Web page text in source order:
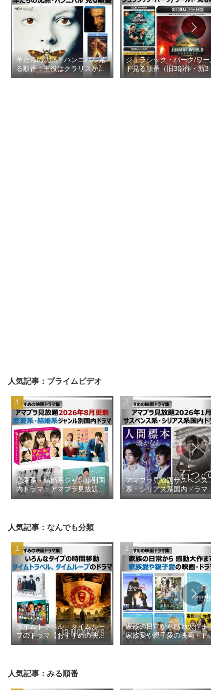
羊たちの沈黙・ハンニバル見
る順番：主役はクラリスかレ
クター博士か?【おすすめの
ジュラシック・パーク/ワール
ド見る順番（旧3部作・新3部
作・新章）【おすすめの映画
人気記事：プライムビデオ
恋愛系・結婚系ジャンル別国
内ドラマ：アマプラ見放題
2026年8月更新【おすすめの
アマプラ見放題サスペンス
系・シリアス系国内ドラマ
2026年1月【おすすめの映画
人気記事：なんでも分類
タイムトラベル、タイムルー
プのドラマ【おすすめの映画
ドラマ集】
家族の日常から感動大作まで
家族愛や親子愛の映画・ドラ
マ【おすすめの映画ドラマ
人気記事：みる順番